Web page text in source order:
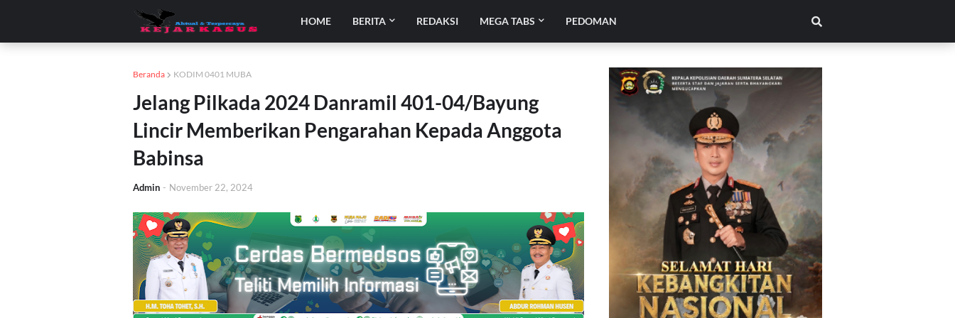
HOME BERITA REDAKSI MEGA TABS PEDOMAN
Beranda KODIM 0401 MUBA
Jelang Pilkada 2024 Danramil 401-04/Bayung
Lincir Memberikan Pengarahan Kepada Anggota
Babinsa
Admin - November 22, 2024